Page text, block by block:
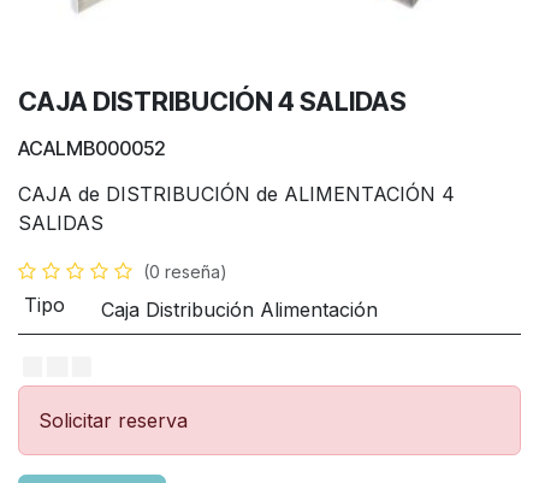
CAJA DISTRIBUCIÓN 4 SALIDAS
ACALMB000052
CAJA de DISTRIBUCIÓN de ALIMENTACIÓN 4
SALIDAS
(0 reseña)
Tipo Caja Distribución Alimentación
Solicitar reserva